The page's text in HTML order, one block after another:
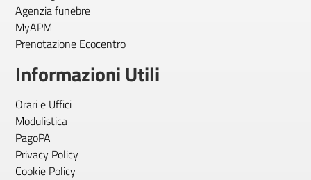
Agenzia funebre
MyAPM
Prenotazione Ecocentro
Informazioni Utili
Orari e Uffici
Modulistica
PagoPA
Privacy Policy
Cookie Policy